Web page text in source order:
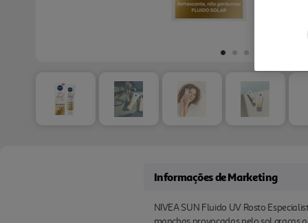
Informações de Marketing
NIVEA SUN Fluido UV Rosto